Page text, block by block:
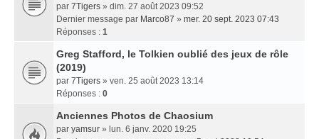
par 7Tigers » dim. 27 août 2023 09:52
Dernier message par Marco87 » mer. 20 sept. 2023 07:43
Réponses : 1
Greg Stafford, le Tolkien oublié des jeux de rôle
(2019)
par 7Tigers » ven. 25 août 2023 13:14
Réponses : 0
Anciennes Photos de Chaosium
par yamsur » lun. 6 janv. 2020 19:25